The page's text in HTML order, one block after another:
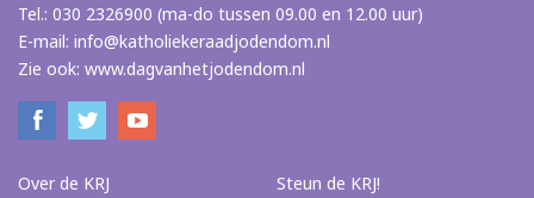
Tel.: 030 2326900 (ma-do tussen 09.00 en 12.00 uur)
E-mail: info@katholiekeraadjodendom.nl
Zie ook: www.dagvanhetjodendom.nl
Over de KRJ
Steun de KRJ!